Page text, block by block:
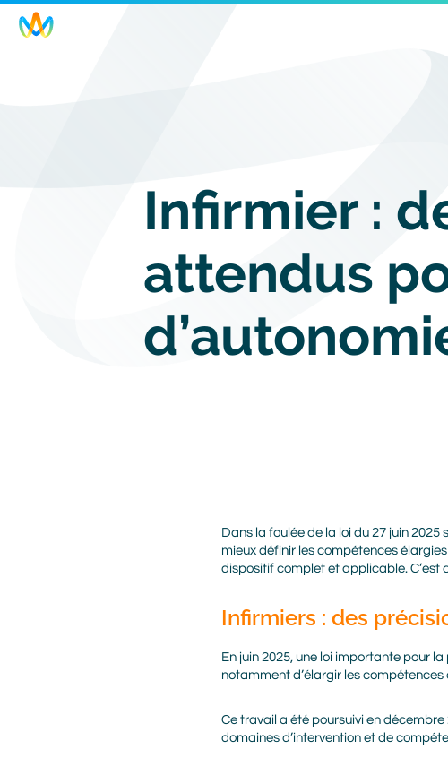
Skip
Infirmier :
attendus
Body
Dans la foulée de la loi du 27 juin
mieux définir les compétences
dispositif complet et applicable. C’est
Infirmiers : des
En juin 2025, une loi importante pour
notamment d’élargir les
Ce travail a été poursuivi en
domaines d’intervention et de